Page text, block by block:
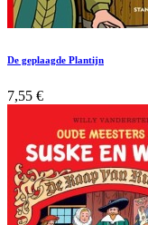
De geplaagde Plantijn
7,55 €